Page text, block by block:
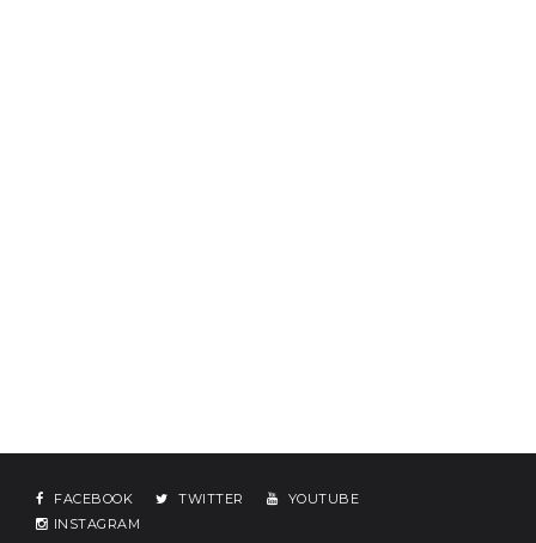
FACEBOOK TWITTER
YOUTUBE
INSTAGRAM